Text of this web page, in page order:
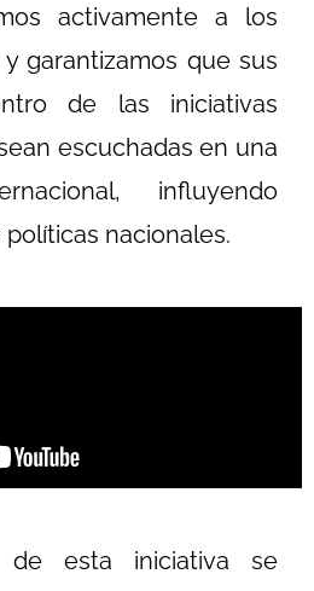
activamente a los
garantizamos que sus
de las iniciativas
escuchadas en una
influyendo
nacionales.
esta iniciativa se